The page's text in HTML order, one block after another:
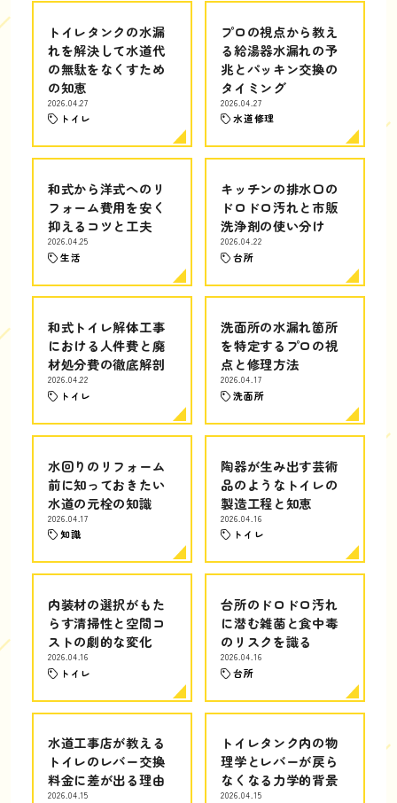
トイレタンクの水漏
れを解決して水道代
の無駄をなくすため
の知恵
2026.04.27
トイレ
プロの視点から教え
る給湯器水漏れの予
兆とパッキン交換の
タイミング
2026.04.27
水道修理
和式から洋式へのリ
フォーム費用を安く
抑えるコツと工夫
2026.04.25
生活
キッチンの排水口の
ドロドロ汚れと市販
洗浄剤の使い分け
2026.04.22
台所
和式トイレ解体工事
における人件費と廃
材処分費の徹底解剖
2026.04.22
トイレ
洗面所の水漏れ箇所
を特定するプロの視
点と修理方法
2026.04.17
洗面所
水回りのリフォーム
前に知っておきたい
水道の元栓の知識
2026.04.17
知識
陶器が生み出す芸術
品のようなトイレの
製造工程と知恵
2026.04.16
トイレ
内装材の選択がもた
らす清掃性と空間コ
ストの劇的な変化
2026.04.16
トイレ
台所のドロドロ汚れ
に潜む雑菌と食中毒
のリスクを識る
2026.04.16
台所
水道工事店が教える
トイレのレバー交換
料金に差が出る理由
2026.04.15
トイレタンク内の物
理学とレバーが戻ら
なくなる力学的背景
2026.04.15